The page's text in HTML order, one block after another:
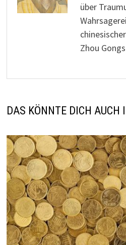
über
Zhou
DAS KÖNNTE DICH AUCH